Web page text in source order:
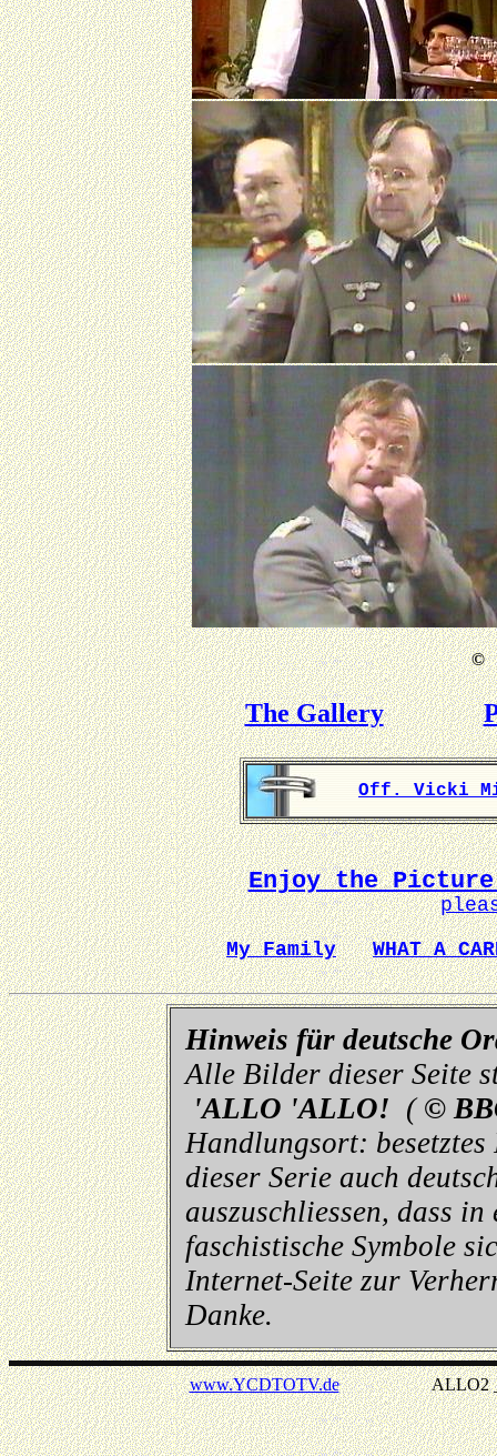
©
The Gallery
Off. Vicki
Enjoy the Picture
My Family
WHAT A
Hinweis für deutsche
Alle Bilder dieser Seite
'ALLO 'ALLO! ( ©
Handlungsort:
dieser Serie auch
auszuschliessen, dass in
faschistische Symbole
Internet-Seite zur
Danke.
www.YCDTOTV.deALLO2 _